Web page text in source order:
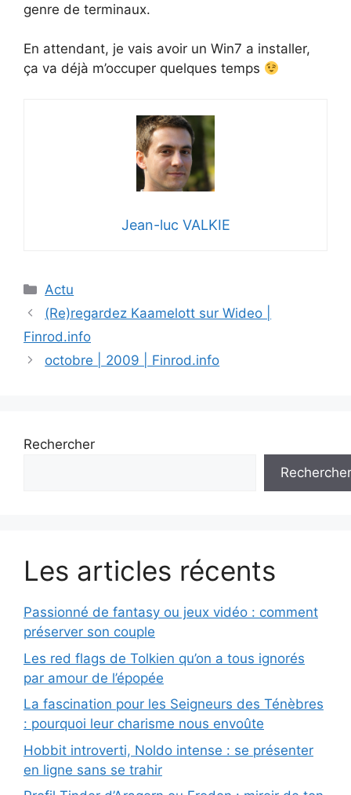
genre de terminaux.
En attendant, je vais avoir un Win7 a installer,
ça va déjà m’occuper quelques temps
Jean-luc VALKIE
Catégories
Actu
(Re)regardez Kaamelott sur Wideo |
Finrod.info
octobre | 2009 | Finrod.info
Rechercher
Rechercher
Les articles récents
Passionné de fantasy ou jeux vidéo : comment
préserver son couple
Les red flags de Tolkien qu’on a tous ignorés
par amour de l’épopée
La fascination pour les Seigneurs des Ténèbres
: pourquoi leur charisme nous envoûte
Hobbit introverti, Noldo intense : se présenter
en ligne sans se trahir